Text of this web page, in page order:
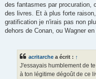
des fantasmes par procuration,
des livres. Et à plus forte
gratification je n'irais pas non
dehors de Conan, ou Wagner en
acritarche a écrit : ↑
J'essayais humblement de
à ton légitime dégoût de ce